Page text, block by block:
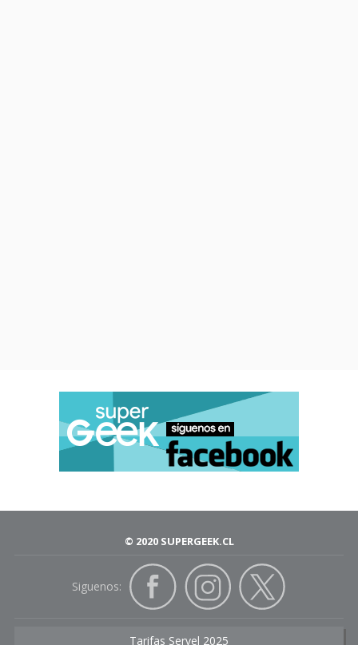
© 2020 SUPERGEEK.CL
Siguenos:
Tarifas Servel 2025